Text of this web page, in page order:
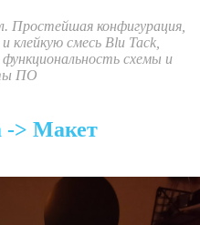
Простейшая конфигурация,
клейкую смесь Blu Tack,
схемы и
ПО
-> Макет